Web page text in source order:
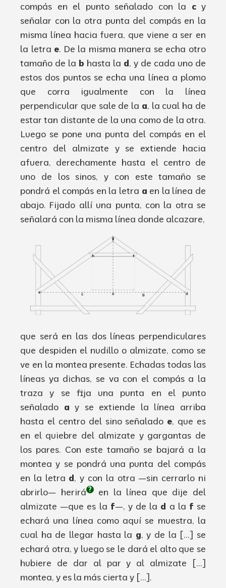
compás en el punto señalado con la cy
señalar con la otra punta del compásen la
misma línea hacia fuera, que viene a ser en
la letra e. De la misma manera se echa otro
tamaño de la b hasta la d, y de cada uno de
estos dos puntos se echa una línea a plomo
que corra igualmente con la línea
perpendicular que sale de la a, la cual ha de
estar tan distante de la una como de la otra.
Luego se pone una punta del compás en el
centro del almizate y se extiende
hacia
afuera, derechamente hasta el centro de
uno de los sinos, y con estetamaño se
pondrá el compás en la letra a en la línea de
abajo. Fijado allí una punta, con la otra se
señalará con la misma línea donde alcazare,
que será en las dos líneas perpendiculares
que despiden el nudillo o almizate, como se
ve en la montea presente. Echadas todas las
líneas ya dichas, se va con el compása la
traza y se fija
una punta en el punto
señalado a y se extiende la línea arriba
hasta el centrodel sinoseñalado e, que es
en el quiebre del almizate y gargantas de
los pares. Con este tamaño se bajará a la
montea y se pondrá una punta del compás
en la letra d, y con la otra—sin cerrarlo ni
abrirlo— herirá ? en la línea que dije del
almizate —que es la f—, y de la d a la f se
echará una línea como aquí se muestra, la
cual ha de llegar hasta la g, y de la
se
echará otra, y luego se le dará el alto que se
hubiere de dar al par y al almizate
montea, y es la más cierta y .